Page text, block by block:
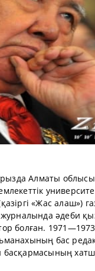
Алматы
«Жас алаш»)
әдеби
болған.
бас